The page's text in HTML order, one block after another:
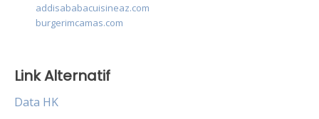
addisababacuisineaz.com
burgerimcamas.com
Link Alternatif
Data HK